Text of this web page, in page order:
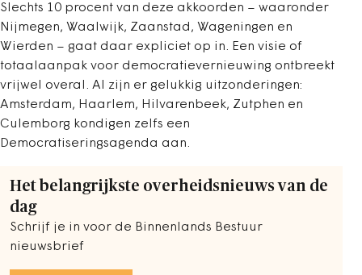
Slechts 10 procent van deze akkoorden – waaronder
Nijmegen, Waalwijk, Zaanstad, Wageningen en
Wierden – gaat daar expliciet op in. Een visie of
totaalaanpak voor democratievernieuwing ontbreekt
vrijwel overal. Al zijn er gelukkig uitzonderingen:
Amsterdam, Haarlem, Hilvarenbeek, ­Zutphen en
Culemborg kondigen zelfs een
Democratiseringsagenda aan.
Het belangrijkste overheidsnieuws van de
dag
Schrijf je in voor de Binnenlands Bestuur
nieuwsbrief